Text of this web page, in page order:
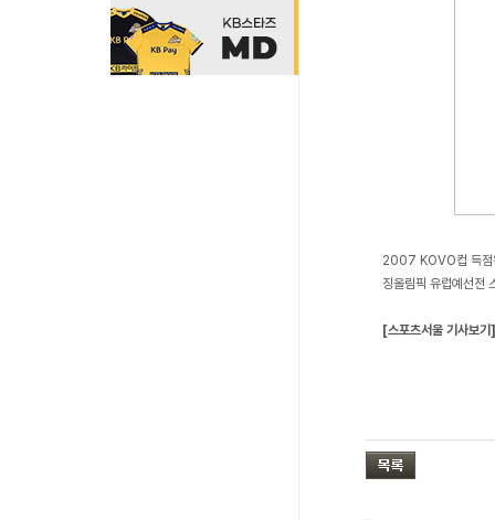
2007 KOVO컵 득점
징올림픽 유럽예선전
[스포츠서울 기사보기]